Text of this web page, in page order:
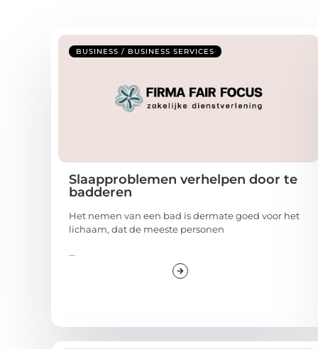
BUSINESS / BUSINESS SERVICES
Slaapproblemen verhelpen door te
badderen
Het nemen van een bad is dermate goed voor het
lichaam, dat de meeste personen
...